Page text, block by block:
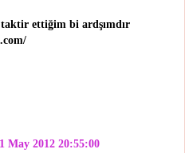
ettiğim bi ardşımdır
May 2012 20:55:00